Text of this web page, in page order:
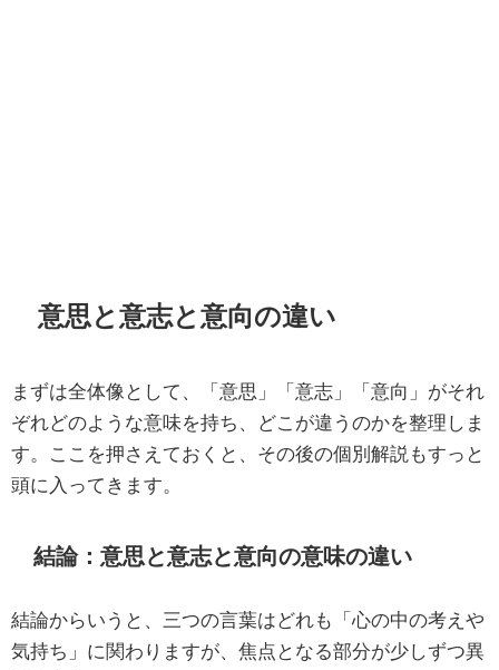
意思と意志と意向の違い
まずは全体像として、「意思」「意志」「意向」がそれ
ぞれどのような意味を持ち、どこが違うのかを整理しま
す。ここを押さえておくと、その後の個別解説もすっと
頭に入ってきます。
結論：意思と意志と意向の意味の違い
結論からいうと、三つの言葉はどれも「心の中の考えや
気持ち」に関わりますが、焦点となる部分が少しずつ異